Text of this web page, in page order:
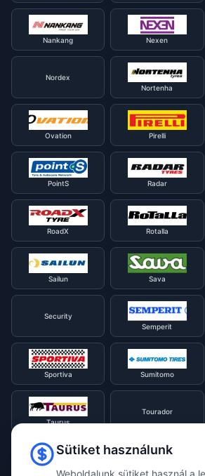
Nankang Nexen
Nordex
Nortenha
Ovation Pirelli
PointS Radar
RoadX Rotalla
Sailun Sava
Security
Semperit
Sportiva Sumitomo
Taurus
Tourador
Tracmax
Triangle
Sütiket használunk
Weboldalunk sütiket használ a